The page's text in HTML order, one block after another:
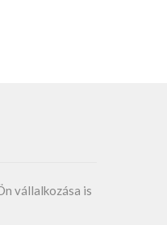
vállalkozása is